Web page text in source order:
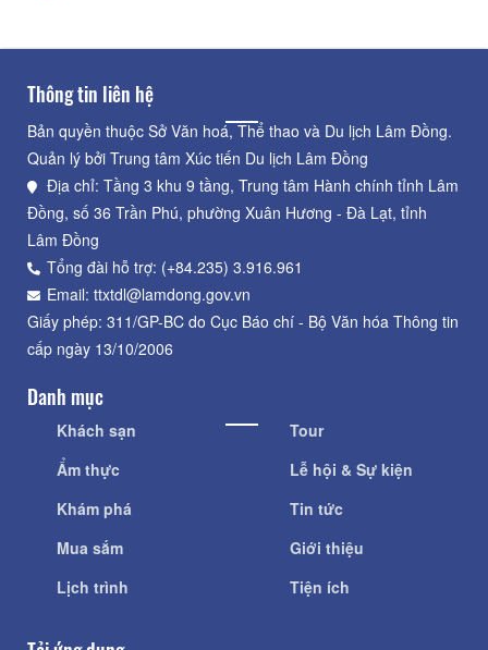
Thông tin liên hệ
Bản quyền thuộc Sở Văn hoá, Thể thao và Du lịch Lâm Đồng.
Quản lý bởi Trung tâm Xúc tiến Du lịch Lâm Đồng
Địa chỉ: Tầng 3 khu 9 tầng, Trung tâm Hành chính tỉnh Lâm
Đồng, số 36 Trần Phú, phường Xuân Hương - Đà Lạt, tỉnh
Lâm Đồng
Tổng đài hỗ trợ: (+84.235) 3.916.961
Email: ttxtdl@lamdong.gov.vn
Giấy phép: 311/GP-BC do Cục Báo chí - Bộ Văn hóa Thông tin
cấp ngày 13/10/2006
Danh mục
Khách sạn
Ẩm thực
Khám phá
Mua sắm
Lịch trình
Tour
Lễ hội & Sự kiện
Tin tức
Giới thiệu
Tiện ích